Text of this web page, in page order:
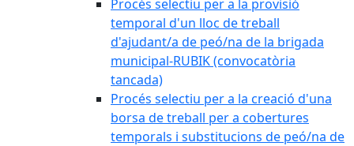
Procés selectiu per a la provisió
temporal d'un lloc de treball
d'ajudant/a de peó/na de la brigada
municipal-RUBIK (convocatòria
tancada)
Procés selectiu per a la creació d'una
borsa de treball per a cobertures
temporals i substitucions de peó/na de